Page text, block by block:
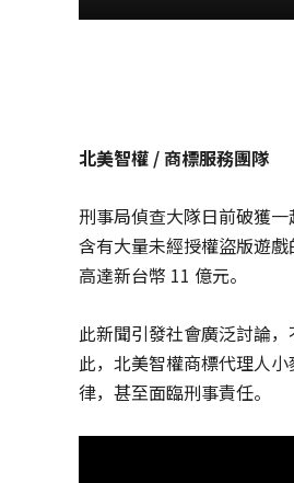
北美智權 / 商標服務團隊
刑事局偵查大隊日前破獲
含有大量未經授權盜版遊
高達新台幣 11 億元。
此新聞引發社會廣泛討論
此，北美智權商標代理人
律，甚至面臨刑事責任。